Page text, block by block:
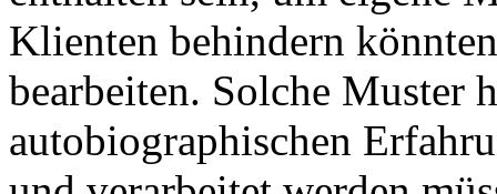
Klienten behindern
bearbeiten. Solche Muster
autobiographischen